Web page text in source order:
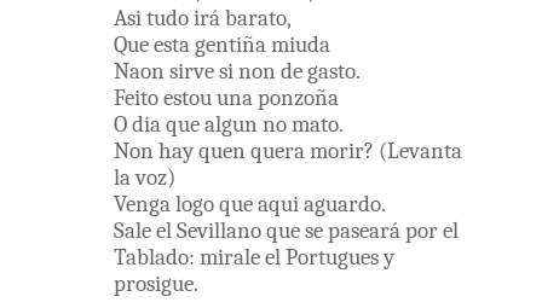
Asitudoirábarato,
Queestagentiñamiuda
Naon sirvesi non degasto.
Feitoestouunaponzoña
Odiaquealgun nomato.
Non hayquen queramorir? (Levanta
lavoz)
Vengalogoqueaquiaguardo.
SaleelSevillanoquesepasearáporel
Tablado: miraleelPortuguesy
prosigue.